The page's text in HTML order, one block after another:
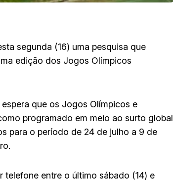
segunda (16) uma pesquisa que
edição dos Jogos Olímpicos
que os Jogos Olímpicos e
programado em meio ao surto global
para o período de 24 de julho a 9 de
entre o último sábado (14) e